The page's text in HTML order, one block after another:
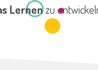
Lernenzu